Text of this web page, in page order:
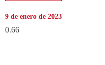
9 de enero de 2023